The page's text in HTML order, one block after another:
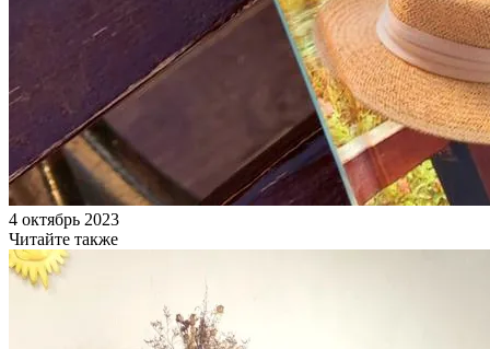
4 октябрь 2023
Читайте также